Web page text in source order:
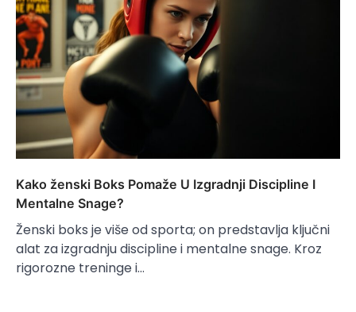
Kako ženski Boks Pomaže U Izgradnji Discipline I
Mentalne Snage?
Ženski boks je više od sporta; on predstavlja ključni
alat za izgradnju discipline i mentalne snage. Kroz
rigorozne treninge i…